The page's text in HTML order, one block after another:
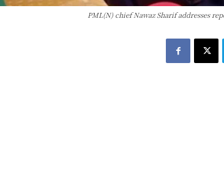
PML(N) chief Nawaz Sharif addresses